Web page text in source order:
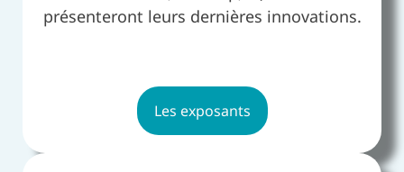
présenteront leurs dernières innovations.
Les exposants